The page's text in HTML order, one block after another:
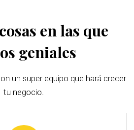
en las que
geniales
un super equipo que hará crecer
tu negocio.